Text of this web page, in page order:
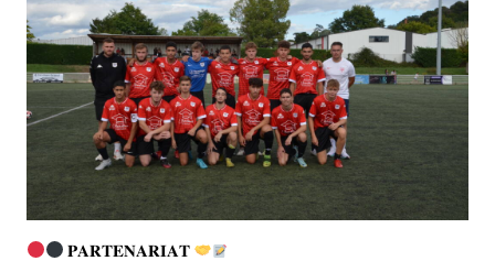
𝐏𝐀𝐑𝐓𝐄𝐍𝐀𝐑𝐈𝐀𝐓